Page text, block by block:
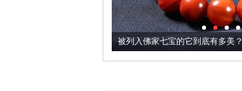
被列入佛家七宝的它到底有多美？